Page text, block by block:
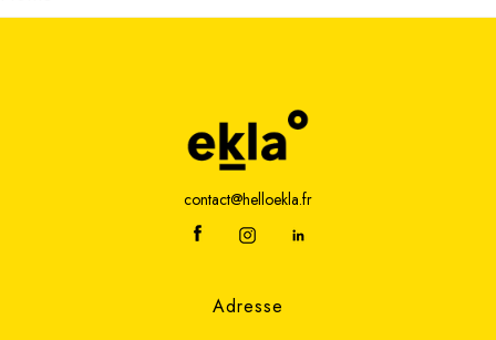
Adresse
contact@helloekla.fr